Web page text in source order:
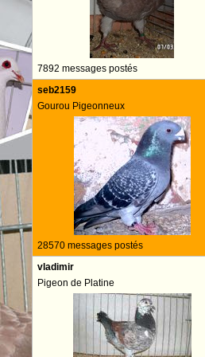
7892 messages postés
seb2159
Gourou Pigeonneux
28570 messages postés
vladimir
Pigeon de Platine